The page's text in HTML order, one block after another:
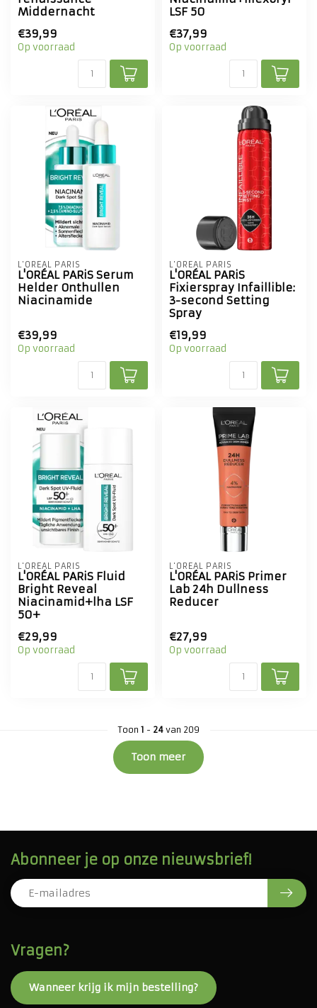
Middernacht
€39,99
Op voorraad
LSF 50
€37,99
Op voorraad
L'ORÉAL PARIS
L'ORÉAL PARiS Serum
Helder Onthullen
Niacinamide
€39,99
Op voorraad
L'ORÉAL PARIS
L'ORÉAL PARiS
Fixierspray Infaillible:
3-second Setting
Spray
€19,99
Op voorraad
L'ORÉAL PARIS
L'ORÉAL PARiS Fluid
Bright Reveal
Niacinamid+lha LSF
50+
€29,99
Op voorraad
L'ORÉAL PARIS
L'ORÉAL PARiS Primer
Lab 24h Dullness
Reducer
€27,99
Op voorraad
Toon 1 - 24van 209
Toon meer
Vragen?
Wanneer krijg ik mijn bestelling?
Abonneer je op onze nieuwsbrief!